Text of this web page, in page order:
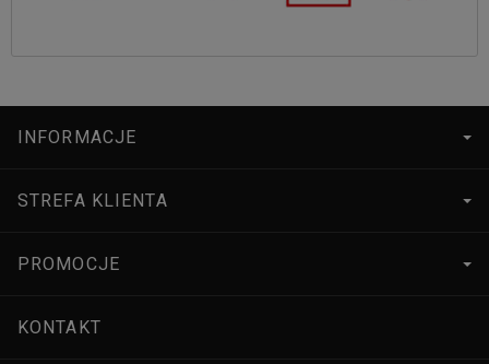
INFORMACJE
STREFA KLIENTA
PROMOCJE
KONTAKT